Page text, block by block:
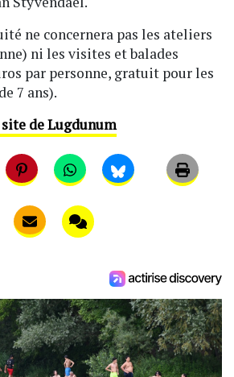
ne concernera pas les ateliers
ni les visites et balades
par personne, gratuit pour les
7 ans).
de Lugdunum